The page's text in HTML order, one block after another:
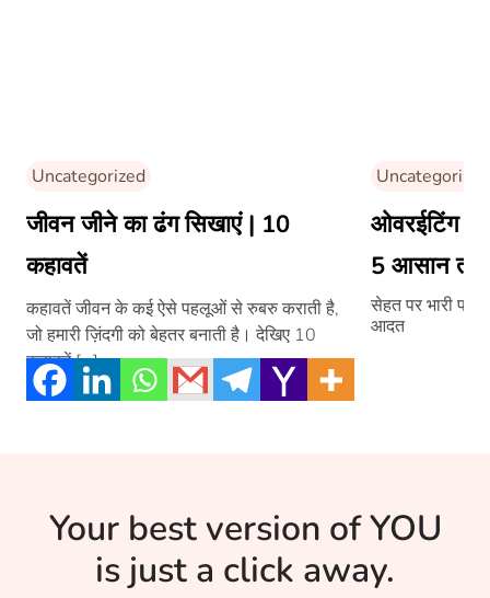
Uncategorized
जीवन जीने का ढंग सिखाएं | 10
कहावतें
कहावतें जीवन के कई ऐसे पहलूओं से रुबरु कराती है,
जो हमारी ज़िंदगी को बेहतर बनाती है। देखिए 10
कहावतें […]
Uncategorized
ओवरईटिंग
5 आसान
सेहत पर भारी
आदत
Your best version of YOU
is just a click away.